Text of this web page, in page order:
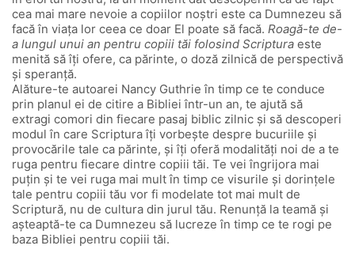
cea mai mare nevoie a copiilor noştri este ca Dumnezeu să
facă în viaţa lor ceea ce doar El poate să facă. Roagă-te de-
a lungul unui an pentru copiii tăi folosind Scriptura este
menită să îţi ofere, ca părinte, o doză zilnică de perspectivă
şi speranţă.
Alăture-te autoarei Nancy Guthrie în timp ce te conduce
prin planul ei de citire a Bibliei într-un an, te ajută să
extragi comori din fiecare pasaj biblic zilnic şi să descoperi
modul în care Scriptura îţi vorbeşte despre bucuriile şi
provocările tale ca părinte, şi îţi oferă modalităţi noi de a te
ruga pentru fiecare dintre copiii tăi. Te vei îngrijora mai
puţin şi te vei ruga mai mult în timp ce visurile şi dorinţele
tale pentru copiii tău vor fi modelate tot mai mult de
Scriptură, nu de cultura din jurul tău. Renunţă la teamă şi
aşteaptă-te ca Dumnezeu să lucreze în timp ce te rogi pe
baza Bibliei pentru copiii tăi.